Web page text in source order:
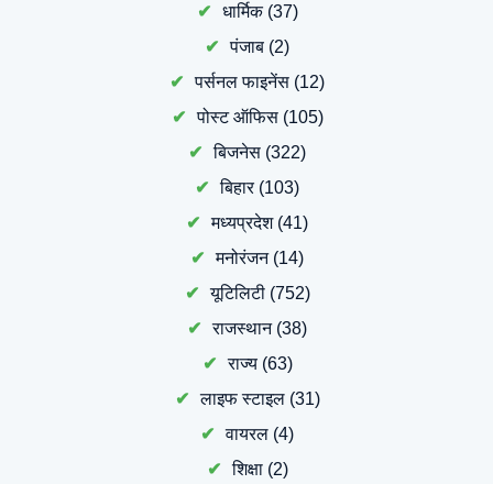
धार्मिक(37)
पंजाब (2)
पर्सनल फाइनेंस (12)
पोस्ट ऑफिस(105)
बिजनेस (322)
बिहार(103)
मध्यप्रदेश(41)
मनोरंजन(14)
यूटिलिटी(752)
राजस्थान(38)
राज्य(63)
लाइफ स्टाइल(31)
वायरल (4)
शिक्षा(2)